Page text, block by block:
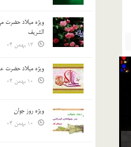
ویژه میلاد حضرت
الشريف
ویژه میلاد حضرت
ویژه روز جوان